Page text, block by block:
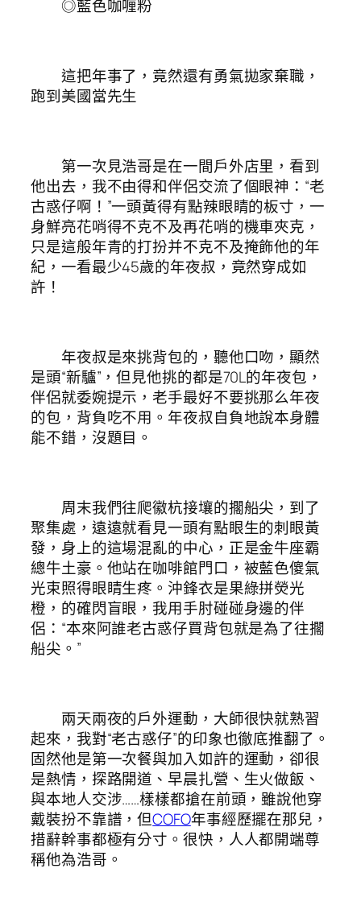
◎藍色咖喱粉
這把年事了，竟然還有勇氣拋家棄職，
跑到美國當先生
第一次見浩哥是在一間戶外店里，看到
他出去，我不由得和伴侶交流了個眼神：“老
古惑仔啊！”一頭黃得有點辣眼睛的板寸，一
身鮮亮花哨得不克不及再花哨的機車夾克，
只是這般年青的打扮并不克不及掩飾他的年
紀，一看最少45歲的年夜叔，竟然穿成如
許！
年夜叔是來挑背包的，聽他口吻，顯然
是頭“新驢”，但見他挑的都是70L的年夜包，
伴侶就委婉提示，老手最好不要挑那么年夜
的包，背負吃不用。年夜叔自負地說本身體
能不錯，沒題目。
周末我們往爬徽杭接壤的擱船尖，到了
聚集處，遠遠就看見一頭有點眼生的刺眼黃
發，身上的這場混亂的中心，正是金牛座霸
總牛土豪。他站在咖啡館門口，被藍色傻氣
光束照得眼睛生疼。沖鋒衣是果綠拼熒光
橙，的確閃盲眼，我用手肘碰碰身邊的伴
侶：“本來阿誰老古惑仔買背包就是為了往擱
船尖。”
兩天兩夜的戶外運動，大師很快就熟習
起來，我對“老古惑仔”的印象也徹底推翻了。
固然他是第一次餐與加入如許的運動，卻很
是熱情，探路開道、早晨扎營、生火做飯、
與本地人交涉……樣樣都搶在前頭，雖說他穿
戴裝扮不靠譜，但COFO年事經歷擺在那兒，
措辭幹事都極有分寸。很快，人人都開端尊
稱他為浩哥。